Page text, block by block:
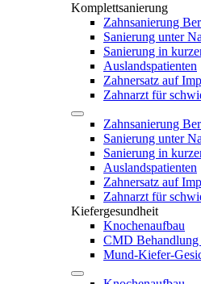
Komplettsanierung
Zahnsanierung
Sanierung unter
Sanierung in
Auslandspatienten
Zahnersatz auf
Zahnarzt für
Zahnsanierung
Sanierung unter
Sanierung in
Auslandspatienten
Zahnersatz auf
Zahnarzt für
Kiefergesundheit
Knochenaufbau
CMD
Mund-Kiefer-